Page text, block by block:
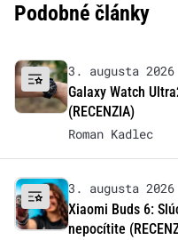
Podobné články
3. augusta 2026
Galaxy Watch
(RECENZIA)
Roman Kadlec
3. augusta 2026
Xiaomi Buds 6:
nepocítite